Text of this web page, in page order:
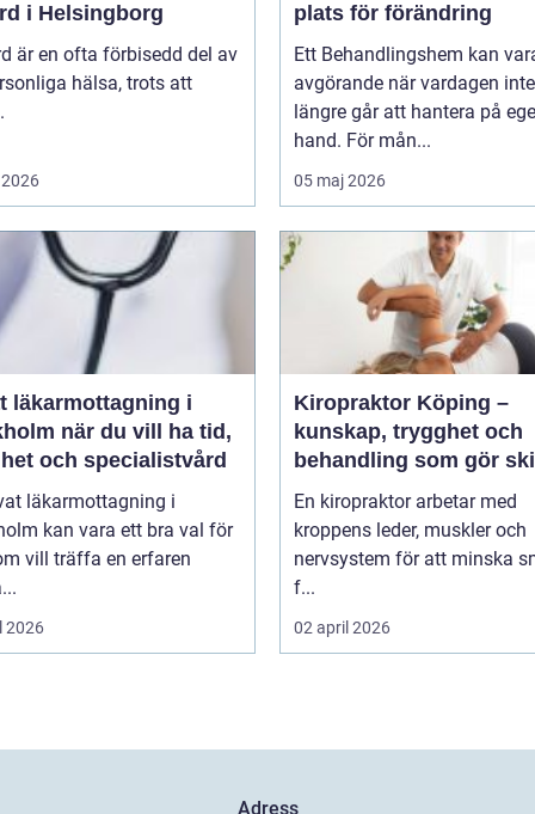
i Helsingborg
är en ofta förbisedd del av
hälsa, trots att
plats för förändring
Ett Behandlingshem kan
avgörande när vardagen inte
längre går att hantera på
hand. För mån...
05 maj 2026
läkarmottagning i
vill ha tid,
och specialistvård
läkarmottagning i
kan vara ett bra val för
vill träffa en erfaren
2026
Kiropraktor Köping –
kunskap, trygghet och
behandling som gör
En kiropraktor arbetar med
kroppens leder, muskler och
nervsystem för att minska
f...
02 april 2026
Adress